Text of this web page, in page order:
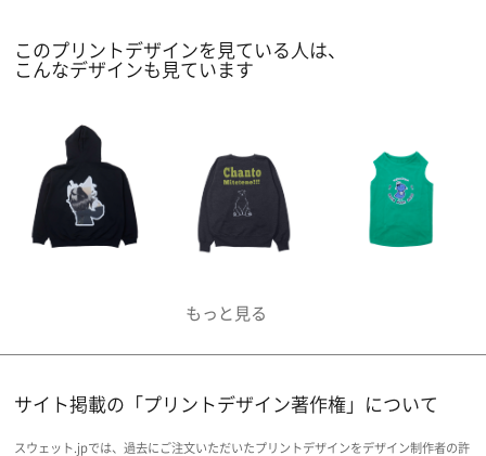
このプリントデザインを見ている人は、
こんなデザインも見ています
サイト掲載の「プリントデザイン著作権」について
スウェット.jpでは、過去にご注文いただいたプリントデザインをデザイン制作者の許